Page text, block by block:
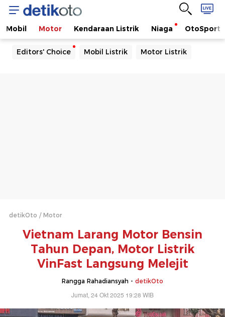
Mobil Motor Kendaraan Listrik Niaga OtoSport
Editors' Choice Mobil Listrik Motor Listrik
detikOto Motor
Vietnam Larang Motor Bensin
Tahun Depan, Motor Listrik
VinFast Langsung Melejit
Rangga Rahadiansyah - detikOto
Jumat, 24 Okt 2025 19:28 WIB